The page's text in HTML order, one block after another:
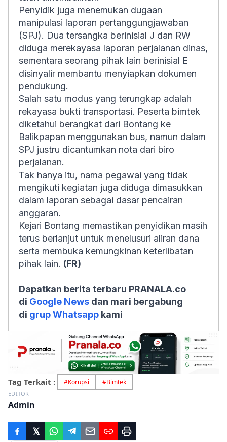
Penyidik juga menemukan dugaan
manipulasi laporan pertanggungjawaban
(SPJ). Dua tersangka berinisial J dan RW
diduga merekayasa laporan perjalanan dinas,
sementara seorang pihak lain berinisial E
disinyalir membantu menyiapkan dokumen
pendukung.
Salah satu modus yang terungkap adalah
rekayasa bukti transportasi. Peserta bimtek
diketahui berangkat dari Bontang ke
Balikpapan menggunakan bus, namun dalam
SPJ justru dicantumkan nota dari biro
perjalanan.
Tak hanya itu, nama pegawai yang tidak
mengikuti kegiatan juga diduga dimasukkan
dalam laporan sebagai dasar pencairan
anggaran.
Kejari Bontang memastikan penyidikan masih
terus berlanjut untuk menelusuri aliran dana
serta membuka kemungkinan keterlibatan
pihak lain. (FR)
Dapatkan berita terbaru PRANALA.co
di Google News dan mari bergabung
di grup Whatsapp kami
Tag Terkait : #Korupsi #Bimtek
EDITOR
Admin